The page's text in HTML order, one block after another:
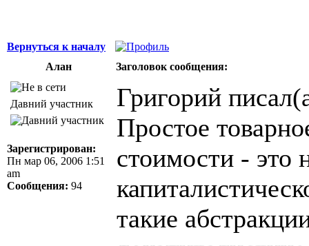
Вернуться к началу
Алан
Заголовок сообщения:
Давний участник
Зарегистрирован:
Пн мар 06, 2006 1:51
am
Сообщения: 94
Григорий
Простое
стоимости - это
такие